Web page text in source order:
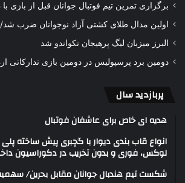
برگزاری تمرین تیم فوتبال جوانان قبل از بازی
اولین مدال طلای کشتی آزاد نوجوانان ضرب
البرز میزبان لیگ پرهیجان تکواندو شد
دومین برد پرسپولیس در دومین بازی تدارکاتی
پربازدید سال
هدیه ای خاص برای عاشفان فوتبال
انواع قاب بندی دیوار با گچبری پیش ساخته
لوکس، فوری و بدون تخریب در دکوراسیون
شکست تیم هندبال جوانان مقابل بحرین/